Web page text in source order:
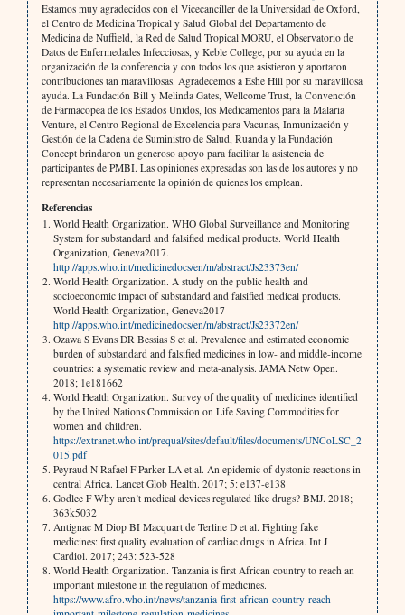
Estamos muy agradecidos con el Vicecanciller de la Universidad de Oxford,
el Centro de Medicina Tropical y Salud Global del Departamento de
Medicina de Nuffield, la Red de Salud Tropical MORU, el Observatorio de
Datos de Enfermedades Infecciosas, y Keble College, por su ayuda en la
organización de la conferencia y con todos los que asistieron y aportaron
contribuciones tan maravillosas. Agradecemos a Eshe Hill por su maravillosa
ayuda. La Fundación Bill y Melinda Gates, Wellcome Trust, la Convención
de Farmacopea de los Estados Unidos, los Medicamentos para la Malaria
Venture, el Centro Regional de Excelencia para Vacunas, Inmunización y
Gestión de la Cadena de Suministro de Salud, Ruanda y la Fundación
Concept brindaron un generoso apoyo para facilitar la asistencia de
participantes de PMBI. Las opiniones expresadas son las de los autores y no
representan necesariamente la opinión de quienes los emplean.
Referencias
World Health Organization. WHO Global Surveillance and Monitoring
System for substandard and falsified medical products. World Health
Organization, Geneva2017.
http://apps.who.int/medicinedocs/en/m/abstract/Js23373en/
World Health Organization. A study on the public health and
socioeconomic impact of substandard and falsified medical products.
World Health Organization, Geneva2017
http://apps.who.int/medicinedocs/en/m/abstract/Js23372en/
Ozawa S Evans DR Bessias S et al. Prevalence and estimated economic
burden of substandard and falsified medicines in low- and middle-income
countries: a systematic review and meta-analysis. JAMA Netw Open.
2018; 1e181662
World Health Organization. Survey of the quality of medicines identified
by the United Nations Commission on Life Saving Commodities for
women and children.
https://extranet.who.int/prequal/sites/default/files/documents/UNCoLSC_2
015.pdf
Peyraud N Rafael F Parker LA et al. An epidemic of dystonic reactions in
central Africa. Lancet Glob Health. 2017; 5: e137-e138
Godlee F Why aren’t medical devices regulated like drugs? BMJ. 2018;
363k5032
Antignac M Diop BI Macquart de Terline D et al. Fighting fake
medicines: first quality evaluation of cardiac drugs in Africa. Int J
Cardiol. 2017; 243: 523-528
World Health Organization. Tanzania is first African country to reach an
important milestone in the regulation of medicines.
https://www.afro.who.int/news/tanzania-first-african-country-reach-